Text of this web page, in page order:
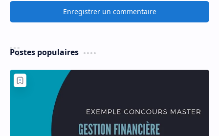
Enregistrer un commentaire
Postes populaires